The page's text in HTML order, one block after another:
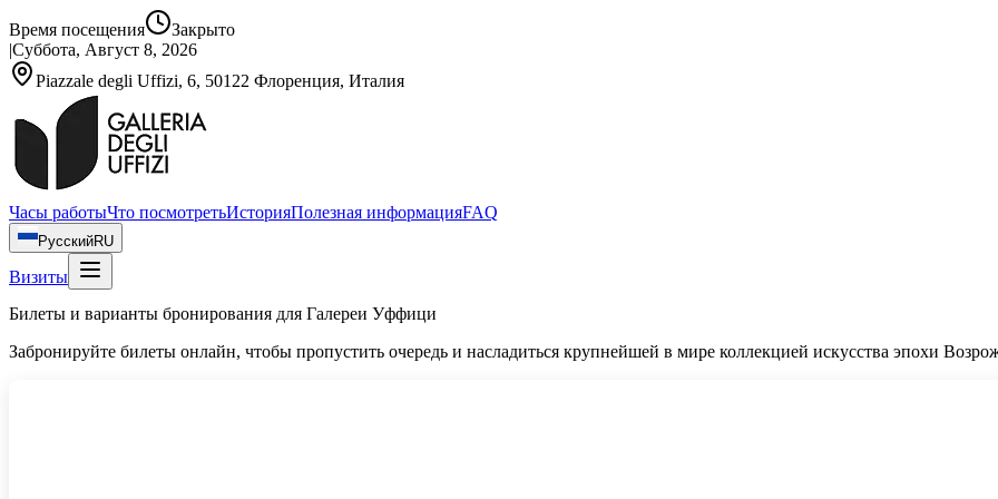
Время посещения
Закрыто
|Суббота, Август 8, 2026
Piazzale degli Uffizi, 6, 50122 Флоренция, Италия
Часы работыЧто посмотретьИсторияПолезная информацияFAQ
РусскийRU
Визиты
Билеты и варианты бронирования для Галереи Уффици
Забронируйте билеты онлайн, чтобы пропустить очередь и насладиться крупнейшей в мире коллекцией искусства эпохи